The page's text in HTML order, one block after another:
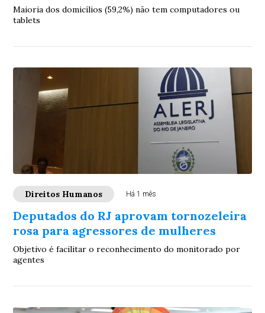
Maioria dos domicílios (59,2%) não tem computadores ou
tablets
Direitos Humanos Há 1 mês
Deputados do RJ aprovam tornozeleira
rosa para agressores de mulheres
Objetivo é facilitar o reconhecimento do monitorado por
agentes